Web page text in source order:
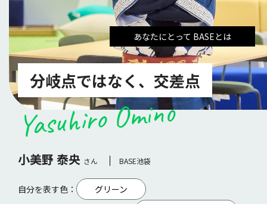
あなたにとって BASEとは
分岐点ではなく、交差点
Yasuhiro Omino
小美野 泰央 さん BASE池袋
自分を表す色：
グリーン